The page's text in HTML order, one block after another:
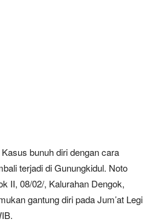
bunuh diri dengan cara
terjadi di Gunungkidul. Noto
II, 08/02/, Kalurahan Dengok,
gantung diri pada Jum’at Legi